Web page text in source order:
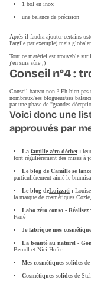
1 bol en inox
une balance de précision
Après il faudra ajouter certains
l'argile par exemple) mais
Tout ce matériel est trouvable sur
j'en suis sûre ;)
Conseil n°4 :
Conseil bateau non ? Eh bien
nombreux/ses blogueur/ses
par une phase de "grandes
Voici donc une
approuvés par
La famille zéro-déchet :
font régulièrement des mises à
Le blog de Camille se lance
particulièrement aimé le
Le blog deLuizzati :
la marque de cosmétiques
Labo zéro conso -
Farré
Je fabrique mes
La beauté au naturel -
Berndl et Nici Hofer
Mes cosmétiques solides
Cosmétiques solides de